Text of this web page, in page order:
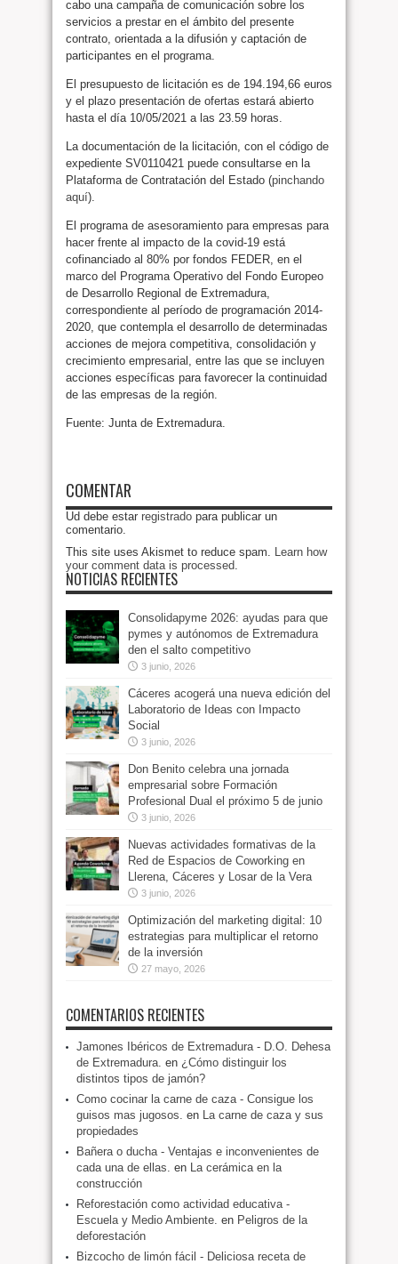
cabo una campaña de comunicación sobre los
servicios a prestar en el ámbito del presente
contrato, orientada a la difusión y captación de
participantes en el programa.
El presupuesto de licitación es de 194.194,66 euros
y el plazo presentación de ofertas estará abierto
hasta el día 10/05/2021 a las 23.59 horas.
La documentación de la licitación, con el código de
expediente SV0110421 puede consultarse en la
Plataforma de Contratación del Estado (pinchando
aquí).
El programa de asesoramiento para empresas para
hacer frente al impacto de la covid-19 está
cofinanciado al 80% por fondos FEDER, en el
marco del Programa Operativo del Fondo Europeo
de Desarrollo Regional de Extremadura,
correspondiente al período de programación 2014-
2020, que contempla el desarrollo de determinadas
acciones de mejora competitiva, consolidación y
crecimiento empresarial, entre las que se incluyen
acciones específicas para favorecer la continuidad
de las empresas de la región.
Fuente: Junta de Extremadura.
COMENTAR
Ud debe estar registrado para publicar un
comentario.
This site uses Akismet to reduce spam.
Learn how
your comment data is processed
NOTICIAS RECIENTES
Consolidapyme 2026: ayudas para que
pymes y autónomos de Extremadura
den el salto competitivo
3 junio, 2026
Cáceres acogerá una nueva edición del
Laboratorio de Ideas con Impacto
Social
3 junio, 2026
Don Benito celebra una jornada
empresarial sobre Formación
Profesional Dual el próximo 5 de junio
3 junio, 2026
Nuevas actividades formativas de la
Red de Espacios de Coworking en
Llerena, Cáceres y Losar de la Vera
3 junio, 2026
Optimización del marketing digital: 10
estrategias para multiplicar el retorno
de la inversión
27 mayo, 2026
COMENTARIOS RECIENTES
Jamones Ibéricos de Extremadura - D.O. Dehesa
de Extremadura. en ¿Cómo distinguir los
distintos tipos de jamón?
Como cocinar la carne de caza - Consigue los
guisos mas jugosos. en
La carne de caza y sus
propiedades
Bañera o ducha - Ventajas e inconvenientes de
cada una de ellas. en
La cerámica en la
construcción
Reforestación como actividad educativa -
Escuela y Medio Ambiente. en Peligros de la
deforestación
Bizcocho de limón fácil - Deliciosa receta de